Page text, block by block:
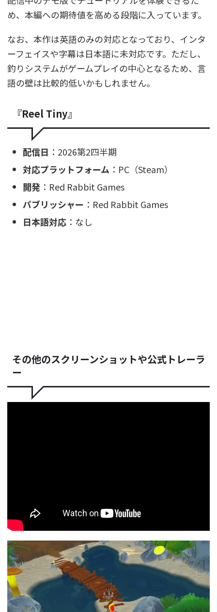
め、本編への期待値を高める段階に入っています。
なお、本作は英語のみの対応となっており、インタ
ーフェイスや字幕は日本語に未対応です。ただし、
釣りシステムがゲームプレイの中心となるため、言
語の壁は比較的低いかもしれません。
『Reel Tiny』
配信日 ：2026第2四半期
対応プラットフォーム ：PC（Steam）
開発 ：Red Rabbit Games
パブリッシャー ：Red Rabbit Games
日本語対応 ：なし
その他のスクリーンショットや公式トレーラ
ー